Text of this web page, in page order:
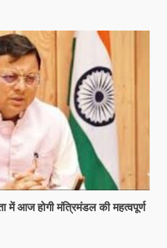
में आज होगी मंत्रिमंडल की महत्वपूर्ण